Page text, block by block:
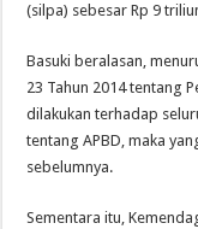
(silpa) sebesar Rp 9
Basuki beralasan,
23 Tahun 2014 tentang
dilakukan terhadap
tentang APBD, maka
sebelumnya.
Sementara itu,